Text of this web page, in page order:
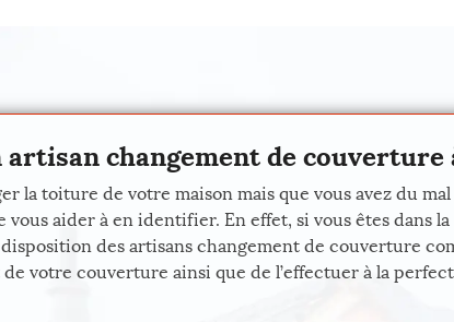
changement de couverture
la toiture de votre maison mais que vous avez du
vous aider à en identifier. En effet, si vous êtes dans
des artisans changement de couverture
votre couverture ainsi que de l’effectuer à la